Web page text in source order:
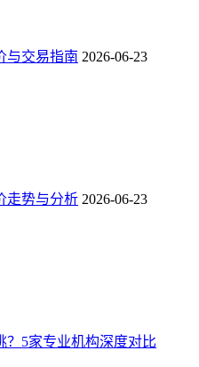
与交易指南 2026-06-23
走势与分析 2026-06-23
？5家专业机构深度对比